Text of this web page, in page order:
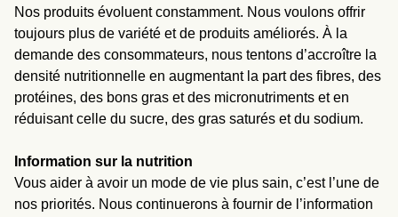
Nos produits évoluent constamment. Nous voulons offrir
toujours plus de variété et de produits améliorés. À la
demande des consommateurs, nous tentons d’accroître la
densité nutritionnelle en augmentant la part des fibres, des
protéines, des bons gras et des micronutriments et en
réduisant celle du sucre, des gras saturés et du sodium.
Information sur la nutrition
Vous aider à avoir un mode de vie plus sain, c’est l’une de
nos priorités. Nous continuerons à fournir de l’information